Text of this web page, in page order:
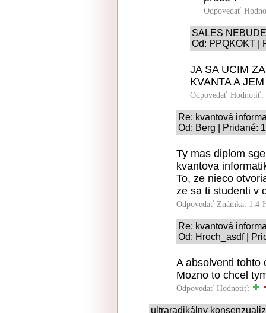
Odpovedať
SALES
Od: PPQKOKT |
JA SA UCIM
KVANTA A
Odpovedať Hodnotiť:
Re: kvantová
Od: Berg | Pridané:
Ty mas diplom
kvantova
To, ze nieco
ze sa ti studenti v
Odpovedať Známka: 1.4
Re: kvantová
Od: Hroch_asdf |
A absolventi tohto
Mozno to chcel
Odpovedať Hodnotiť:
ultraradikálny